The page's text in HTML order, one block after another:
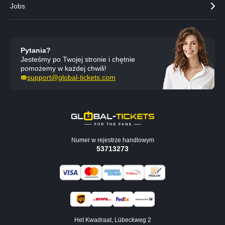
Jobs
Pytania?
Jesteśmy po Twojej stronie i chętnie
pomożemy w każdej chwili!
support@global-tickets.com
Numer w rejestrze handlowym
53713273
Het Kwadraat, Lübeckweg 2